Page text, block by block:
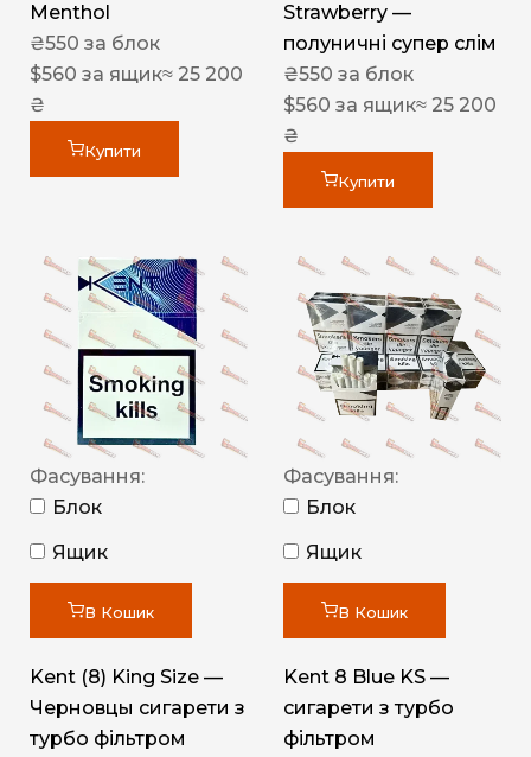
Menthol
₴550 за блок
$560 за ящик≈ 25 200
₴
Купити
Strawberry —
полуничні супер слім
₴550 за блок
$560 за ящик≈ 25 200
₴
Купити
Фасування:
Блок
Ящик
В Кошик
Kent (8) King Size —
Черновцы сигарети з
турбо фільтром
Фасування:
Блок
Ящик
В Кошик
Kent 8 Blue KS —
сигарети з турбо
фільтром